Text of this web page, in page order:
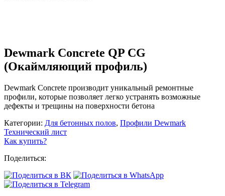
Dewmark Concrete QP CG
(Окаймляющий профиль)
Dewmark Concrete производит уникальный ремонтные
профили, которые позволяет легко устранять возможные
дефекты и трещины на поверхности бетона
Категории: Для бетонных полов, Профили Dewmark
Технический лист
Как купить?
Поделиться: